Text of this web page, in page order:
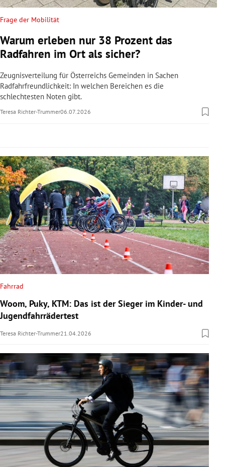
Untermenü
Untermenü
Untermenü
Untermenü
Untermenü
Untermenü
Frage der Mobilität
Warum erleben nur 38 Prozent das
Radfahren im Ort als sicher?
Zeugnisverteilung für Österreichs Gemeinden in Sachen
Radfahrfreundlichkeit: In welchen Bereichen es die
schlechtesten Noten gibt.
Teresa Richter-Trummer06.07.2026
Fahrrad
Woom, Puky, KTM: Das ist der Sieger im Kinder- und
Jugendfahrrädertest
Teresa Richter-Trummer21.04.2026